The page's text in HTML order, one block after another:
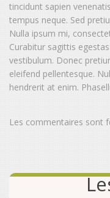
tincidunt sapien
tempus neque. Sed
Nulla ipsum mi,
Curabitur sagittis
vestibulum. Donec
eleifend pellentesque.
hendrerit at enim.
Les commentaires sont